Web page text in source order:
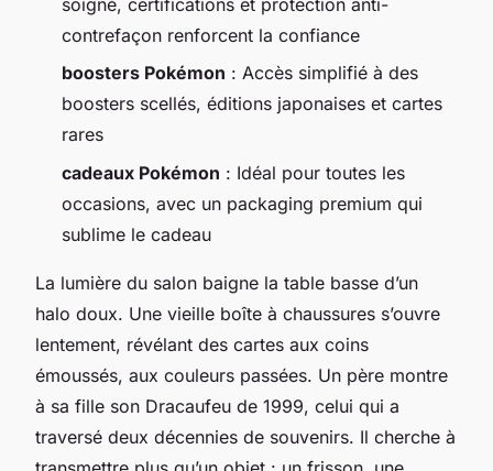
contrefaçon renforcent la confiance
boosters Pokémon : Accès simplifié à des
boosters scellés, éditions japonaises et cartes
rares
cadeaux Pokémon : Idéal pour toutes les
occasions, avec un packaging premium qui
sublime le cadeau
La lumière du salon baigne la table basse d’un
halo doux. Une vieille boîte à chaussures s’ouvre
lentement, révélant des cartes aux coins
émoussés, aux couleurs passées. Un père montre
à sa fille son Dracaufeu de 1999, celui qui a
traversé deux décennies de souvenirs. Il cherche à